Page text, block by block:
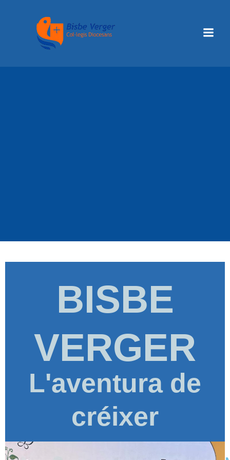
BISBE
VERGER
L'aventura de
créixer